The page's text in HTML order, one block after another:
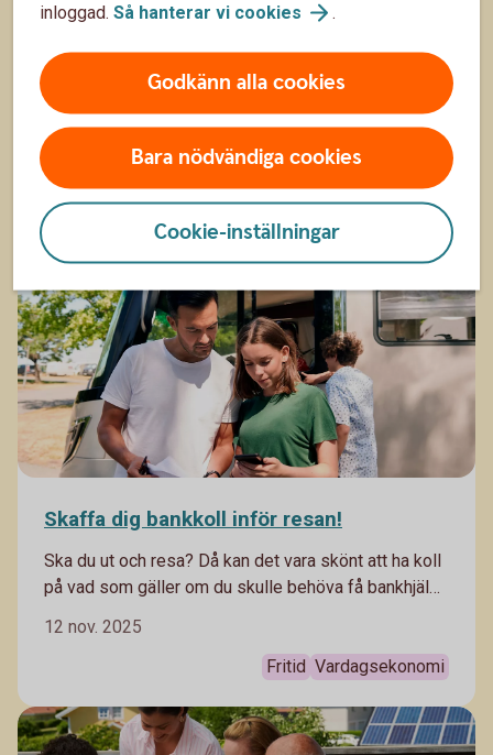
Sju tips om veckopeng och månadspeng!
Att få eget ansvar för en mindre summa pengar, till
exempel genom månadspeng, är ett utmärkt sätt att
lära barn om pengars värde och att hushålla med
begränsade resurser. Det ger också en bra grund till
att kunna sköta sin ekonomi som vuxen. Här får du
tips som bäddar för en bra start.
19 nov. 2025
Barnfamilj
Skaffa dig bankkoll inför resan!
Ska du ut och resa? Då kan det vara skönt att ha koll
på vad som gäller om du skulle behöva få bankhjälp
12 nov. 2025
Fritid Vardagsekonomi
inloggad. Så hanterar vi cookies .
Godkänn alla cookies
Bara nödvändiga cookies
Cookie-inställningar